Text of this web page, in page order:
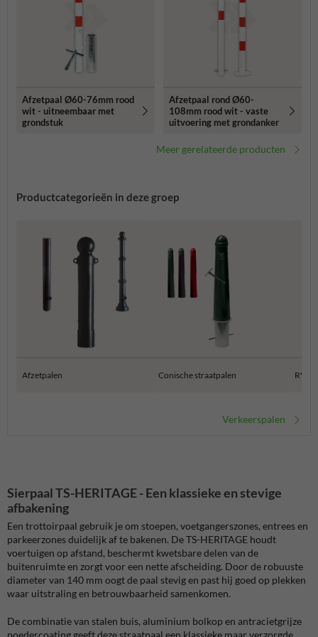
Afzetpaal Ø60-76mm rood
wit - uitneembaar met
grondstuk
Afzetpaal rond Ø60-
108mm rood wit - vaste
uitvoering met grondanker
Meer gerelateerde producten
Productcategorieën in deze groep
Afzetpalen Conische straatpalen RVS
Verkeerspalen
Sierpaal TS-HERITAGE - Een klassieke en stevige
afbakening
Een trottoirpaal gebruik je om stoepen, voetgangerszones, entrees en
parkeerzones duidelijk af te bakenen. De TS-HERITAGE houdt
voertuigen op afstand, beschermt kwetsbare delen van de
buitenruimte en zorgt voor een nette afscheiding. Door de robuuste
diameter van 140 mm oogt de paal stevig en past hij goed op plekken
waar uitstraling en betrouwbaarheid samenkomen.
De combinatie van stalen buis, aluminium bolkop en antracietgrijze
poedercoating geeft deze straatpaal een klassieke maar verzorgde